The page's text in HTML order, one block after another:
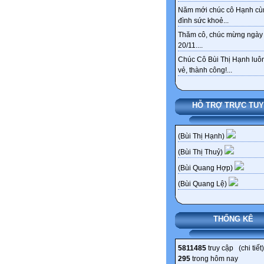
Năm mới chúc cô Hạnh
đình sức khoẻ...
Thăm cô, chúc mừng ngày
20/11....
Chúc Cô Bùi Thị Hạnh
vẻ, thành công!...
HỖ TRỢ TRỰC
(Bùi Thị Hạnh)
(Bùi Thị Thuỷ)
(Bùi Quang Hợp)
(Bùi Quang Lệ)
THỐNG KÊ
5811485 truy cập (chi tiết)
295 trong hôm nay